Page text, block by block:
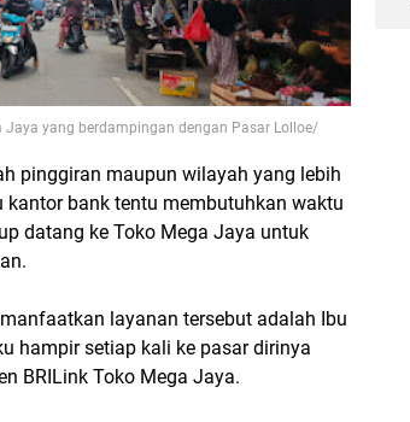
Jaya yang berdampingan dengan Pasar Lolloe/
pinggiran maupun wilayah yang lebih
bank tentu membutuhkan waktu
datang ke Toko Mega Jaya untuk
layanan tersebut adalah Ibu
hampir setiap kali ke pasar dirinya
BRILink Toko Mega Jaya.